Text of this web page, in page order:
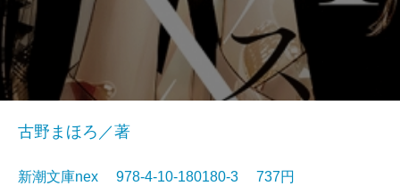
古野まほろ／著
新潮文庫nex 978-4-10-180180-3 737円